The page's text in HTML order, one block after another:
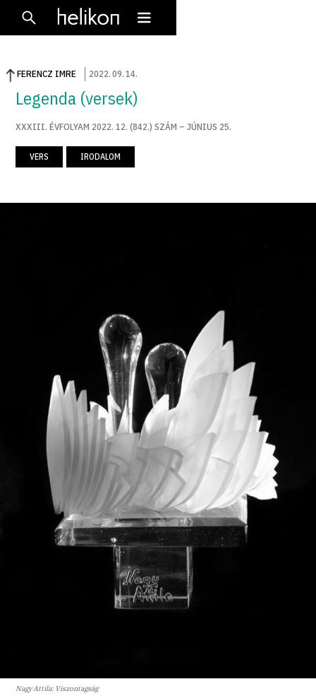
FERENCZ IMRE 2022.09. 14.
Legenda (versek)
XXXIII. ÉVFOLYAM 2022. 12. (842.) SZÁM – JÚNIUS 25.
VERS IRODALOM
Nagy Attila: Viszontagság